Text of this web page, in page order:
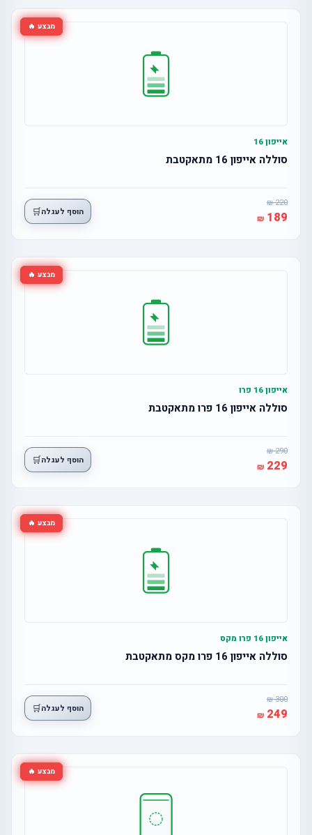
מבצע 🔥
אייפון 16
סוללה אייפון 16 מתאקטבת
220
189 הוסף לעגלה🛒
מבצע 🔥
אייפון 16 פרו
סוללה אייפון 16 פרו מתאקטבת
290
229 הוסף לעגלה🛒
מבצע 🔥
אייפון 16 פרו מקס
סוללה אייפון 16 פרו מקס מתאקטבת
300
249 הוסף לעגלה🛒
מבצע 🔥